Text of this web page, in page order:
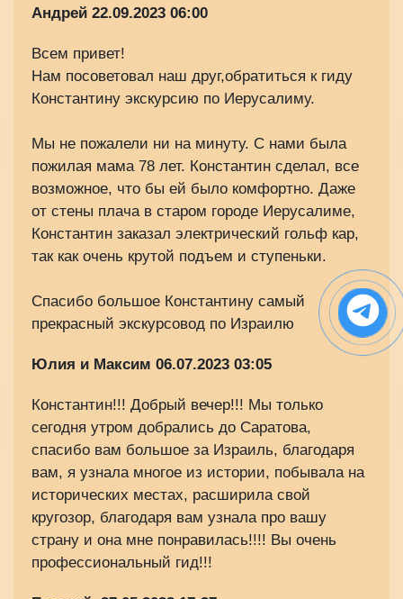
Андрей 22.09.2023 06:00
Всем привет!
Нам посоветовал наш друг,обратиться к гиду
Константину экскурсию по Иерусалиму.
Мы не пожалели ни на минуту. С нами была
пожилая мама 78 лет. Константин сделал, все
возможное, что бы ей было комфортно. Даже
от стены плача в старом городе Иерусалиме,
Константин заказал электрический гольф кар,
так как очень крутой подъем и ступеньки.
Спасибо большое Константину самый
прекрасный экскурсовод по Израилю
Юлия и Максим 06.07.2023 03:05
Константин!!! Добрый вечер!!! Мы только
сегодня утром добрались до Саратова,
спасибо вам большое за Израиль, благодаря
вам, я узнала многое из истории, побывала на
исторических местах, расширила свой
кругозор, благодаря вам узнала про вашу
страну и она мне понравилась!!!! Вы очень
профессиональный гид!!!